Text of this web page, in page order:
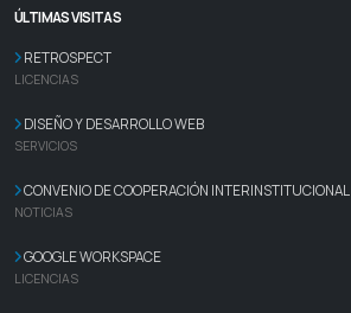
ÚLTIMAS VISITAS
RETROSPECT
LICENCIAS
DISEÑO Y DESARROLLO WEB
SERVICIOS
CONVENIO DE COOPERACIÓN INTERINSTITUCIONAL
NOTICIAS
GOOGLE WORKSPACE
LICENCIAS